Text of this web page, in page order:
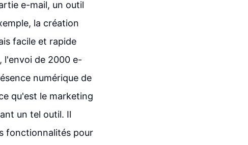
e-mail, un outil
la création
facile et rapide
l'envoi de 2000 e-
numérique de
qu'est le marketing
un tel outil. Il
fonctionnalités pour